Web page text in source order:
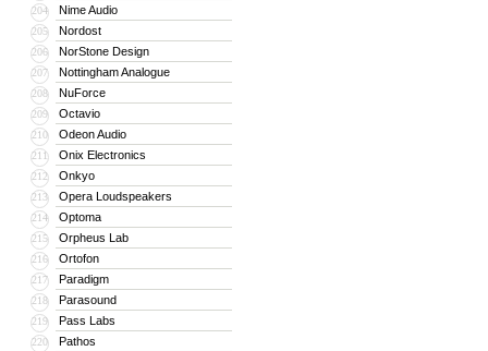
204 Nime Audio
205 Nordost
206 NorStone Design
207 Nottingham Analogue
208 NuForce
209 Octavio
210 Odeon Audio
211 Onix Electronics
212 Onkyo
213 Opera Loudspeakers
214 Optoma
215 Orpheus Lab
216 Ortofon
217 Paradigm
218 Parasound
219 Pass Labs
220 Pathos